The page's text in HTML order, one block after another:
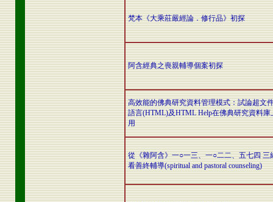
梵本《大乘莊嚴經論．修行品》初探
阿含經典之喪親輔導個案初探
高效能的佛典研究資料管理模式：試論超文
語言(HTML)及HTML Help在佛典研究資料庫
用
從《雜阿含》一○一三、一○二二、五七四 三
看善終輔導(spiritual and pastoral counseling)